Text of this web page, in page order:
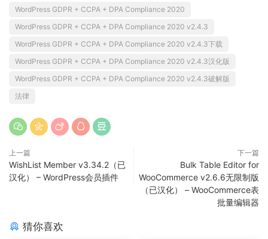
WordPress GDPR + CCPA + DPA Compliance 2020
WordPress GDPR + CCPA + DPA Compliance 2020 v2.4.3
WordPress GDPR + CCPA + DPA Compliance 2020 v2.4.3下载
WordPress GDPR + CCPA + DPA Compliance 2020 v2.4.3汉化版
WordPress GDPR + CCPA + DPA Compliance 2020 v2.4.3破解版
法律
上一篇
WishList Member v3.34.2（已
汉化） – WordPress会员插件
下一篇
Bulk Table Editor for
WooCommerce v2.6.6无限制版
（已汉化） – WooCommerce表
批量编辑器
猜你喜欢